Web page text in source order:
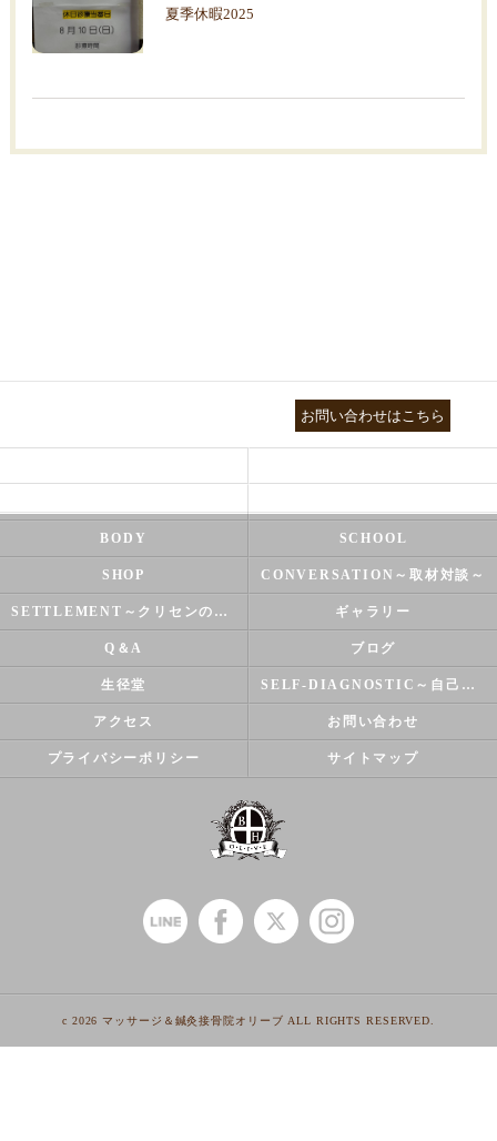
夏季休暇2025
お問い合わせはこちら
BODY SCHOOL
SHOP CONVERSATION～取材対談～
SETTLEMENT～クリセンのズバリ解決シリーズ～ ギャラリー
Q＆A ブログ
生径堂 SELF-DIAGNOSTIC～自己診断～
アクセス お問い合わせ
プライバシーポリシー サイトマップ
c 2026 マッサージ＆鍼灸接骨院オリーブ ALL RIGHTS RESERVED.